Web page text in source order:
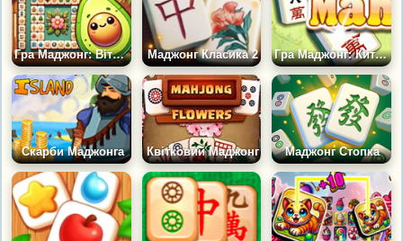
Гра Маджонг: Вітри Долі Маджонг Класика 2 Гра Маджонг: Китайські кості
Скарби Маджонга Квітковий Маджонг Маджонг Стопка